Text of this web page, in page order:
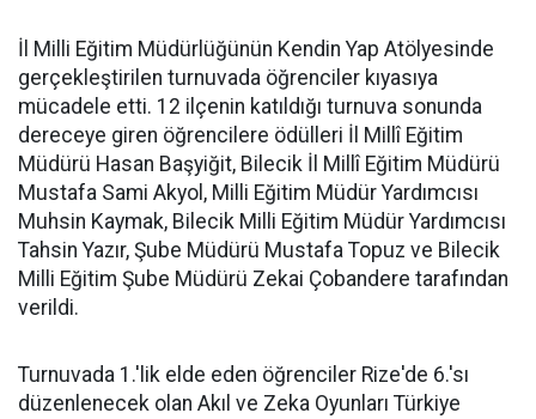
İl Milli Eğitim Müdürlüğünün Kendin Yap Atölyesinde
gerçekleştirilen turnuvada öğrenciler kıyasıya
mücadele etti. 12 ilçenin katıldığı turnuva sonunda
dereceye giren öğrencilere ödülleri İl Millî Eğitim
Müdürü Hasan Başyiğit, Bilecik İl Millî Eğitim Müdürü
Mustafa Sami Akyol, Milli Eğitim Müdür Yardımcısı
Muhsin Kaymak, Bilecik Milli Eğitim Müdür Yardımcısı
Tahsin Yazır, Şube Müdürü Mustafa Topuz ve Bilecik
Milli Eğitim Şube Müdürü Zekai Çobandere tarafından
verildi.
Turnuvada 1.'lik elde eden öğrenciler Rize'de 6.'sı
düzenlenecek olan Akıl ve Zeka Oyunları Türkiye